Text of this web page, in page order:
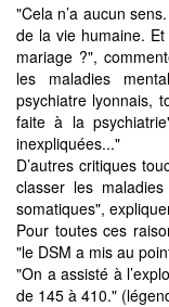
"Cela n’a aucun
de la vie humaine.
mariage ?",
les maladies
psychiatre lyonnais,
faite à la
inexpliquées..."
D’autres critiques
classer les
somatiques",
Pour toutes ces
"le DSM a mis au
"On a assisté à
de 145 à 410."